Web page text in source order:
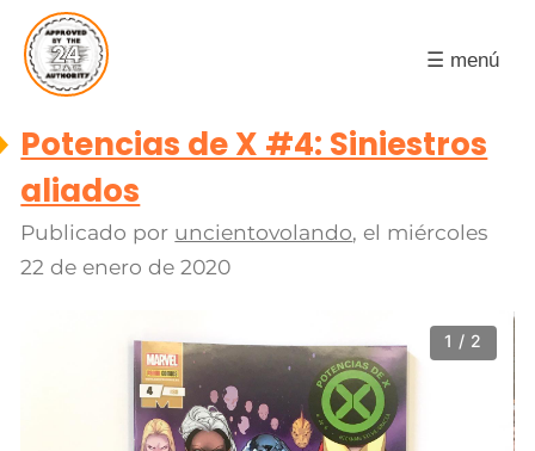
☰ menú
Potencias de X #4: Siniestros
aliados
Publicado por uncientovolando, el miércoles
22 de enero de 2020
1 / 2